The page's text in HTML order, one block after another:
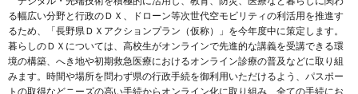
る幅広い分野と行政のＤＸ、ドローン等次世代空モビリティの利活用を推進す
るため、「長野県ＤＸアクションプラン（仮称）」を今年度中に策定します。
暮らしのＤＸについては、高校生がオンラインで先進的な講義を受講できる環
境の構築、へき地や初期救急医療におけるオンライン診療の普及などに取り組
みます。時間や場所を問わず県の行政手続を御利用いただけるよう、パスポー
トの取得などニーズの高い手続からオンライン化に取り組み、全ての手続にお